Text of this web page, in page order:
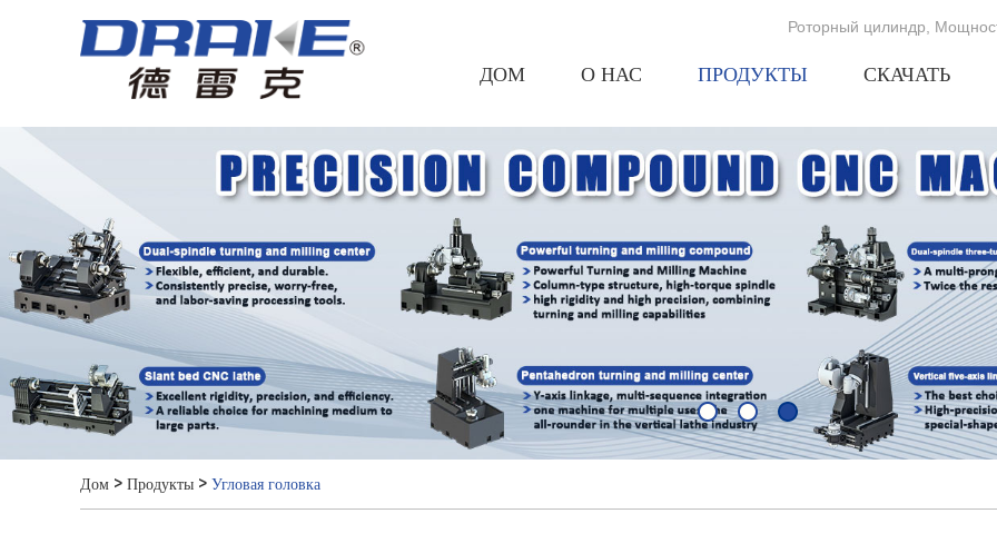
Роторный цилиндр
ДОМ О НАС ПРОДУКТЫ СКАЧАТЬ
Дом > Продукты > Угловая головка